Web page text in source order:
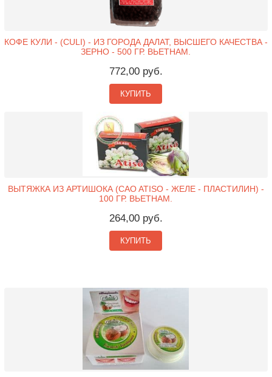
КОФЕ КУЛИ - (CULI) - ИЗ ГОРОДА ДАЛАТ, ВЫСШЕГО КАЧЕСТВА -
ЗЕРНО - 500 ГР. ВЬЕТНАМ.
772,00 руб.
КУПИТЬ
ВЫТЯЖКА ИЗ АРТИШОКА (CAO ATISO - ЖЕЛЕ - ПЛАСТИЛИН) -
100 ГР. ВЬЕТНАМ.
264,00 руб.
КУПИТЬ